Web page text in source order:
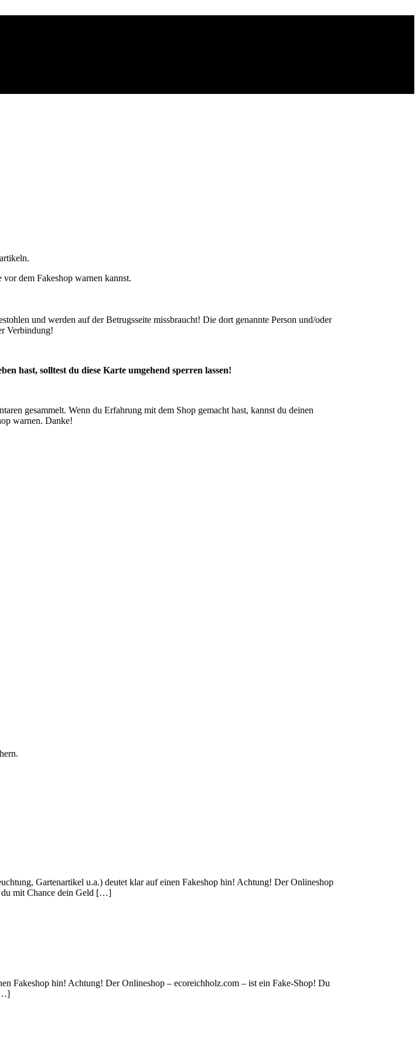
dem Fakeshop warnen kannst.
und werden auf der Betrugsseite missbraucht! Die dort genannte Person und/oder
Verbindung!
hast, solltest du diese Karte umgehend sperren lassen!
gesammelt. Wenn du Erfahrung mit dem Shop gemacht hast, kannst du deinen
warnen. Danke!
Gartenartikel u.a.) deutet klar auf einen Fakeshop hin! Achtung! Der Onlineshop
du mit Chance dein Geld […]
Fakeshop hin! Achtung! Der Onlineshop – ecoreichholz.com – ist ein Fake-Shop! Du